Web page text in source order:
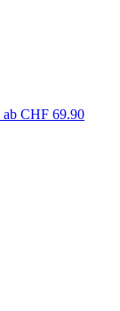
ab CHF 69.90